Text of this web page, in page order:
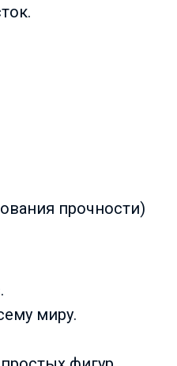
прочности)
миру.